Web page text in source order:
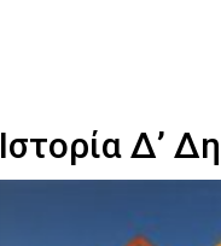
Ιστορία Δ’